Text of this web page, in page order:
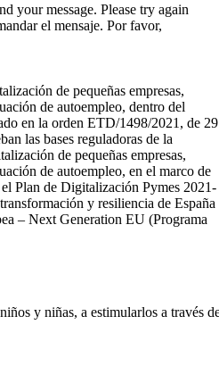
your message. Please try again
el mensaje. Por favor,
de pequeñas empresas,
de autoempleo, dentro del
en la orden ETD/1498/2021, de 29
las bases reguladoras de la
de pequeñas empresas,
de autoempleo, en el marco de
Plan de Digitalización Pymes 2021-
y resiliencia de España
– Next Generation EU (Programa
y niñas, a estimularlos a través